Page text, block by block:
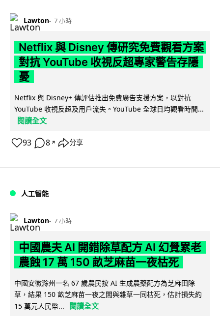
Lawton 7 小時
Netflix 與 Disney 傳研究免費觀看方案
對抗 YouTube 收視反超專家警告存隱
憂
Netflix 與 Disney+ 傳評估推出免費廣告支援方案，以對抗
YouTube 收視反超及用戶流失。YouTube 全球日均觀看時間...
閱讀全文
93 8 ↗ 分享
人工智能
Lawton 7 小時
中國農夫 AI 開錯除草配方 AI 幻覺累老
農蝕 17 萬 150 畝芝麻苗一夜枯死
中國安徽滁州一名 67 歲農民按 AI 生成農藥配方為芝麻田除
草，結果 150 畝芝麻苗一夜之間與雜草一同枯死，估計損失約
15 萬元人民幣...
閱讀全文